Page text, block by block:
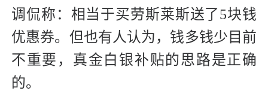
调侃称：相当于买劳斯莱斯送了5块钱
优惠券。但也有人认为，钱多钱少目前
不重要，真金白银补贴的思路是正确
的。